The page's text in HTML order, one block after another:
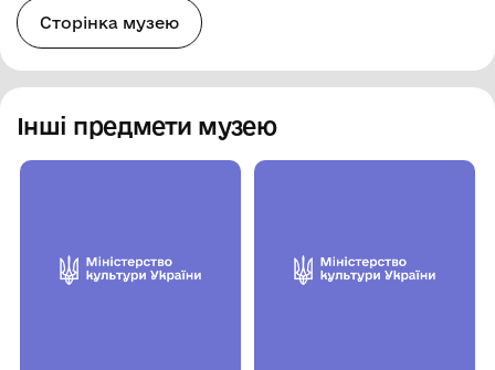
Сторінка музею
Інші предмети музею